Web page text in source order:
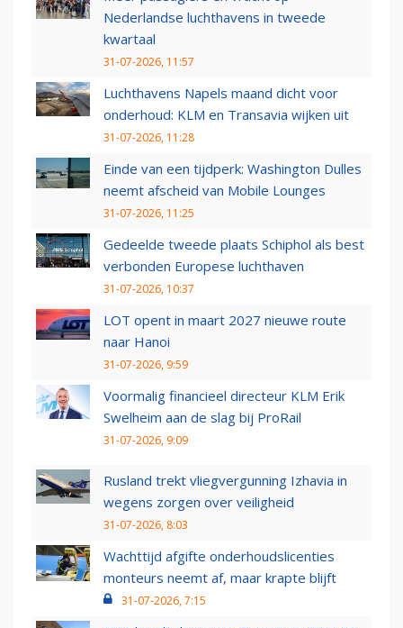
Nederlandse luchthavens in tweede
kwartaal
31-07-2026, 11:57
Luchthavens Napels maand dicht voor
onderhoud: KLM en Transavia wijken uit
31-07-2026, 11:28
Einde van een tijdperk: Washington Dulles
neemt afscheid van Mobile Lounges
31-07-2026, 11:25
Gedeelde tweede plaats Schiphol als best
verbonden Europese luchthaven
31-07-2026, 10:37
LOT opent in maart 2027 nieuwe route
naar Hanoi
31-07-2026, 9:59
Voormalig financieel directeur KLM Erik
Swelheim aan de slag bij ProRail
31-07-2026, 9:09
Rusland trekt vliegvergunning Izhavia in
wegens zorgen over veiligheid
31-07-2026, 8:03
Wachttijd afgifte onderhoudslicenties
monteurs neemt af, maar krapte blijft
31-07-2026, 7:15